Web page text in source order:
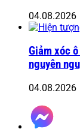
04.08.2026
Giảm xóc
nguyên
04.08.2026